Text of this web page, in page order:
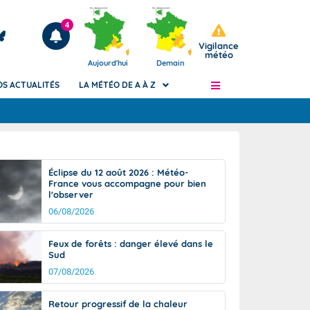
Articles
4
Aujourd'hui Demain
Vigilance
météo
de
Phénomènes dangereux de J+2 à J+7
Avertissement pluies intenses à l'échelle
des communes (Apic)
Bulletins Marine
Bulletins d'estimation du risque
d'avalanche
Météo des forêts
Vigicrues
ACTUALITÉS LA MÉTÉO DE A À Z
Éclipse du 12 août 2026 : Météo-
France vous accompagne pour bien
l'observer
06/08/2026
Feux de forêts : danger élevé dans le
Sud
07/08/2026
Retour progressif de la chaleur